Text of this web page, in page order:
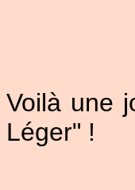
Voilà une
Léger" !